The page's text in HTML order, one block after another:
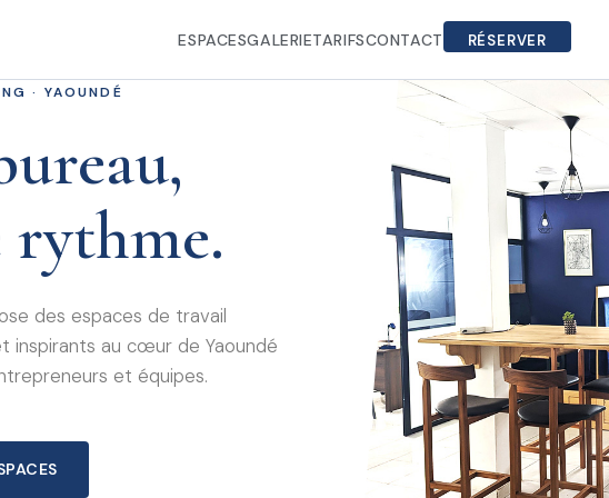
ESPACESGALERIETARIFSCONTACT RÉSERVER
· YAOUNDÉ
rythme.
des espaces de travail
inspirants au cœur de Yaoundé
et équipes.